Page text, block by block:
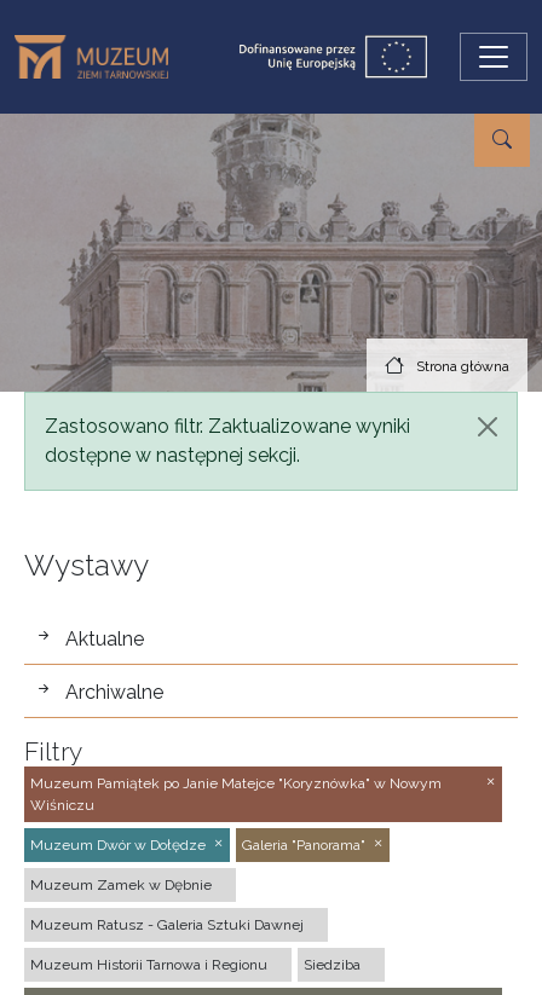
Strona główna
Komunikat
Zastosowano filtr. Zaktualizowane wyniki
dostępne w następnej sekcji.
Wystawy
wystawy
Aktualne
Archiwalne
Filtry
Muzeum Pamiątek po Janie Matejce "Koryznówka" w Nowym
Wiśniczu
Muzeum Dwór w Dołędze Galeria "Panorama"
Muzeum Zamek w Dębnie
Muzeum Ratusz - Galeria Sztuki Dawnej
Muzeum Historii Tarnowa i Regionu Siedziba